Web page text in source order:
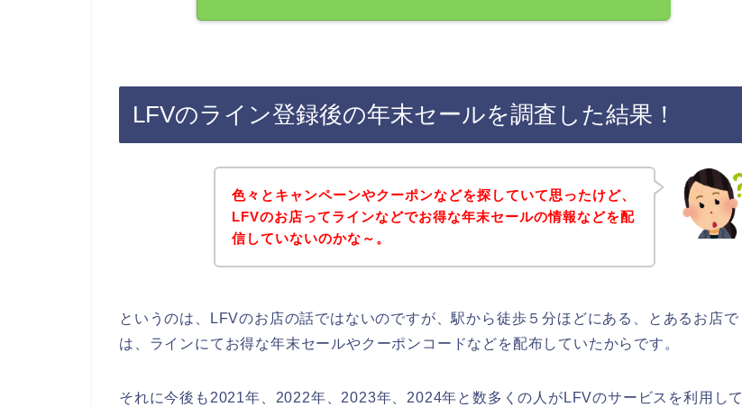
LFVのライン登録後の年末セールを調査した結果！
色々とキャンペーンやクーポンなどを探していて思ったけど、
LFVのお店ってラインなどでお得な年末セールの情報などを配
信していないのかな～。
というのは、LFVのお店の話ではないのですが、駅から徒歩５分ほどにある、とあるお店で
は、ラインにてお得な年末セールやクーポンコードなどを配布していたからです。
それに今後も2021年、2022年、2023年、2024年と数多くの人がLFVのサービスを利用して